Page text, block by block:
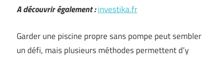
A découvrir également :investika.fr
Garder une piscine propre sans pompe peut sembler
un défi, mais plusieurs méthodes permettent d’y